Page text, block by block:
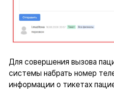
Для совершения вызова
системы набрать номер
информации о тикетах